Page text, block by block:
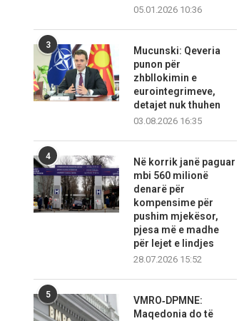
05.01.2026 10:36
3
Mucunski: Qeveria
punon për
zhbllokimin e
eurointegrimeve,
detajet nuk thuhen
03.08.2026 16:35
4
Në korrik janë paguar
mbi 560 milionë
denarë për
kompensime për
pushim mjekësor,
pjesa më e madhe
për lejet e lindjes
28.07.2026 15:52
5
VMRO‑DPMNE:
Maqedonia do të